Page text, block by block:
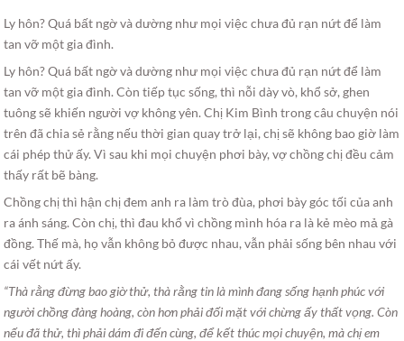
Ly hôn? Quá bất ngờ và dường như mọi việc chưa đủ rạn nứt để làm
tan vỡ một gia đình.
Ly hôn? Quá bất ngờ và dường như mọi việc chưa đủ rạn nứt để làm
tan vỡ một gia đình. Còn tiếp tục sống, thì nỗi dày vò, khổ sở, ghen
tuông sẽ khiến người vợ không yên. Chị Kim Bình trong câu chuyện nói
trên đã chia sẻ rằng nếu thời gian quay trở lại, chị sẽ không bao giờ làm
cái phép thử ấy. Vì sau khi mọi chuyện phơi bày, vợ chồng chị đều cảm
thấy rất bẽ bàng.
Chồng chị thì hận chị đem anh ra làm trò đùa, phơi bày góc tối của anh
ra ánh sáng. Còn chị, thì đau khổ vì chồng mình hóa ra là kẻ mèo mả gà
đồng. Thế mà, họ vẫn không bỏ được nhau, vẫn phải sống bên nhau với
cái vết nứt ấy.
“Thà rằng đừng bao giờ thử, thà rằng tin là mình đang sống hạnh phúc với
người chồng đàng hoàng, còn hơn phải đối mặt với chừng ấy thất vọng. Còn
nếu đã thử, thì phải dám đi đến cùng, để kết thúc mọi chuyện, mà chị em